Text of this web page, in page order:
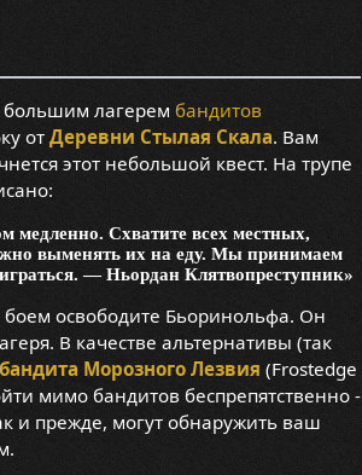
большим лагерембандитов
отДеревни Стылая Скала. Вам
этот небольшой квест. На трупе
медленно. Схватите всех местных,
выменять их на еду. Мы принимаем
— Ньордан Клятвопреступник»
освободите Бьоринольфа. Он
В качестве альтернативы (так
Морозного Лезвия (Frostedge
мимо бандитов беспрепятственно -
и прежде, могут обнаружить ваш